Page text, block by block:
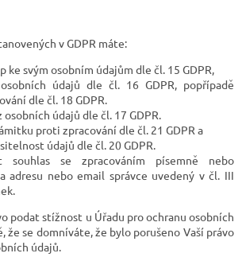
v GDPR máte:
ke svým osobním údajům dle čl. 15 GDPR,
údajů dle čl. 16 GDPR, popřípadě
dle čl. 18 GDPR.
osobních údajů dle čl. 17 GDPR.
proti zpracování dle čl. 21 GDPR a
údajů dle čl. 20 GDPR.
souhlas se zpracováním písemně nebo
adresu nebo email správce uvedený v čl. III
podat stížnost u Úřadu pro ochranu osobních
že se domníváte, že bylo porušeno Vaší právo
údajů.